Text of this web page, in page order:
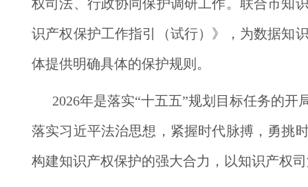
权司法、行政协同保护调研工作。联合市知
识产权保护工作指引（试行）》，为数据知
体提供明确具体的保护规则。
2026年是落实“十五五”规划目标任务的
落实习近平法治思想，紧握时代脉搏，勇挑
构建知识产权保护的强大合力，以知识产权